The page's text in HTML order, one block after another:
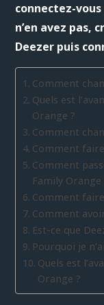
connectez-
n’en avez pas,
Deezer puis
Comment
Quels est
Orange ?
Comment
Comment
Comment
Family Orange
Comment
Comment
Est-ce que
Pourquoi je
Quels est
Orange ?